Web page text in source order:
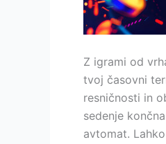
Z igrami od
tvoj časovni
resničnosti in
sedenje
avtomat.